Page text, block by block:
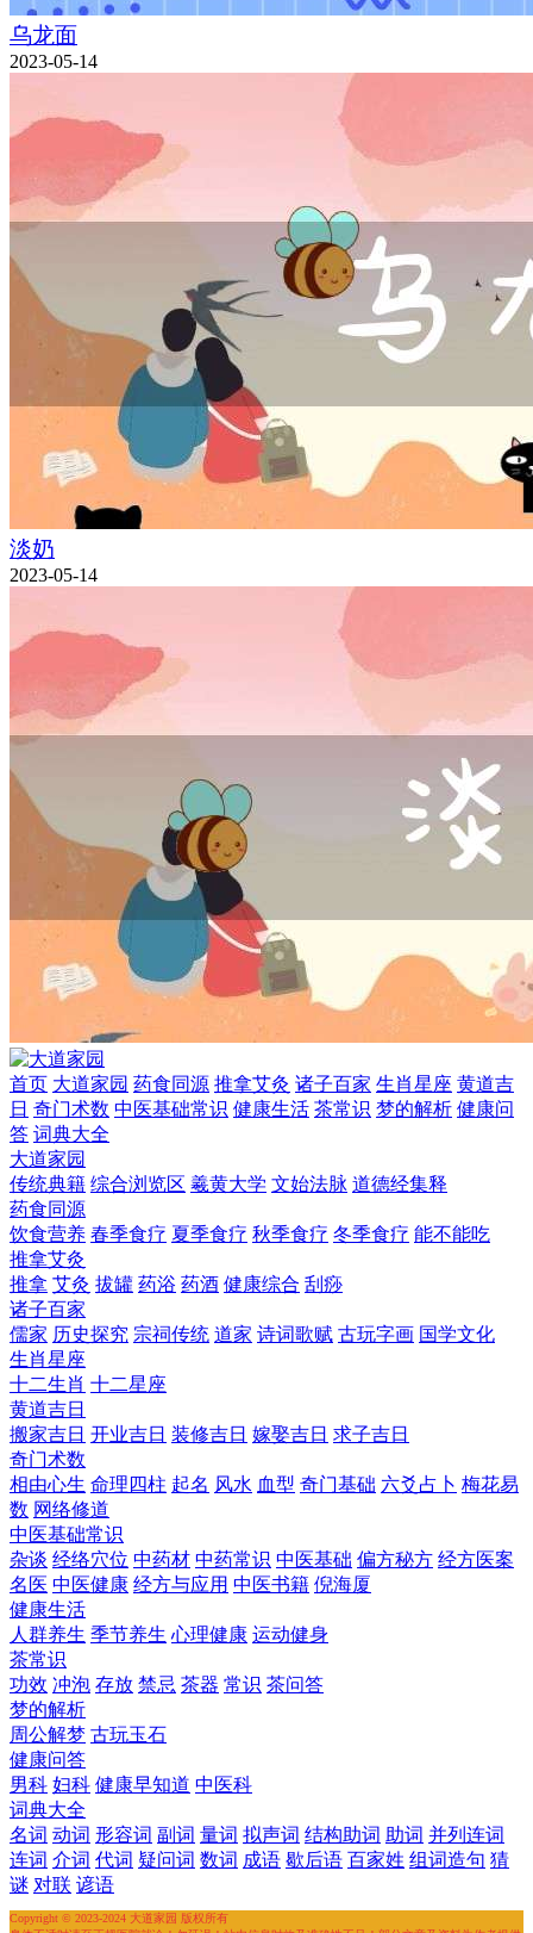
乌龙面
2023-05-14
淡奶
2023-05-14
首页 大道家园 药食同源 推拿艾灸 诸子百家 生肖星座 黄道吉
日 奇门术数 中医基础常识 健康生活 茶常识 梦的解析 健康问
答 词典大全
大道家园
传统典籍 综合浏览区 羲黄大学 文始法脉 道德经集释
药食同源
饮食营养 春季食疗 夏季食疗 秋季食疗 冬季食疗 能不能吃
推拿艾灸
推拿 艾灸 拔罐 药浴 药酒 健康综合 刮痧
诸子百家
儒家 历史探究 宗祠传统 道家 诗词歌赋 古玩字画 国学文化
生肖星座
十二生肖 十二星座
黄道吉日
搬家吉日 开业吉日 装修吉日 嫁娶吉日 求子吉日
奇门术数
相由心生 命理四柱 起名 风水 血型 奇门基础 六爻占卜 梅花易
数 网络修道
中医基础常识
杂谈 经络穴位 中药材 中药常识 中医基础 偏方秘方 经方医案
名医 中医健康 经方与应用 中医书籍 倪海厦
健康生活
人群养生 季节养生 心理健康 运动健身
茶常识
功效 冲泡 存放 禁忌 茶器 常识 茶问答
梦的解析
周公解梦 古玩玉石
健康问答
男科 妇科 健康早知道 中医科
词典大全
名词 动词 形容词 副词 量词 拟声词 结构助词 助词 并列连词
连词 介词 代词 疑问词 数词 成语 歇后语 百家姓 组词造句 猜
谜 对联 谚语
Copyright © 2023-2024 大道家园 版权所有